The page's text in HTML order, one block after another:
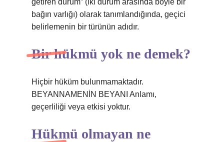
getiren durum” (iki durum arasında böyle bir
bağın varlığı) olarak tanımlandığında, geçici
belirlemenin bir türünün adıdır.
Bir hükmü yok ne demek?
Hiçbir hüküm bulunmamaktadır.
BEYANNAMENİN BEYANI Anlamı,
geçerliliği veya etkisi yoktur.
Hükmü olmayan ne